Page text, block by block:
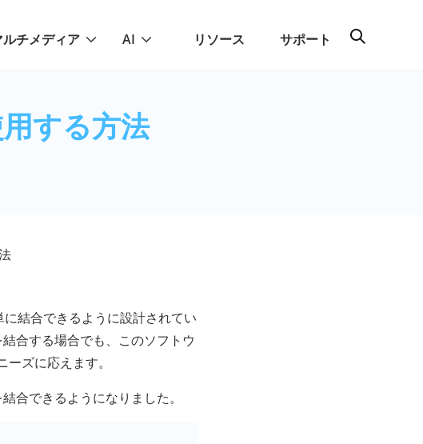
ルチメディア AI リソース サポート
する方法
結合できるように設計されてい
合する場合でも、このソフトウ
ズに応えます。
合できるようになりました。